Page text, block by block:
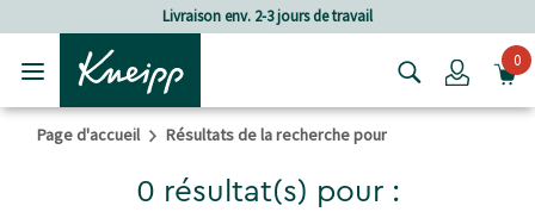
Passer au contenu principal
Passer au contenu du pied de page
Livraison env. 2-3 jours de travail
Login0
Page d'accueil Résultats de la recherche pour
0 résultat(s) pour :